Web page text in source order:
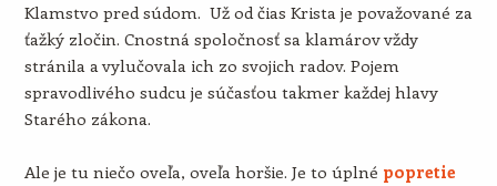
Klamstvo pred súdom. Už od čias Krista je považované za
ťažký zločin. Cnostná spoločnosť sa klamárov vždy
stránila a vylučovala ich zo svojich radov. Pojem
spravodlivého sudcu je súčasťou takmer každej hlavy
Starého zákona.
Ale je tu niečo oveľa, oveľa horšie. Je to úplné popretie